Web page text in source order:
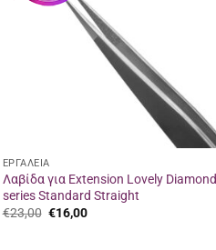
ΕΡΓΑΛΕΙΑ
Λαβίδα για Extension Lovely Diamond
series Standard Straight
€23,00 Original
€16,00Η